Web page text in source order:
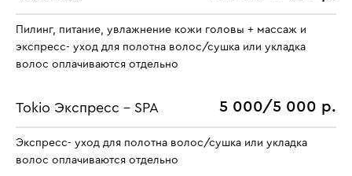
Пилинг, питание, увлажнение кожи головы + массаж и
экспресс- уход для полотна волос/сушка или укладка
волос оплачиваются отдельно
Tokio Экспресс - SPA 5 000/5 000 р.
Экспресс- уход для полотна волос/сушка или укладка
волос оплачиваются отдельно